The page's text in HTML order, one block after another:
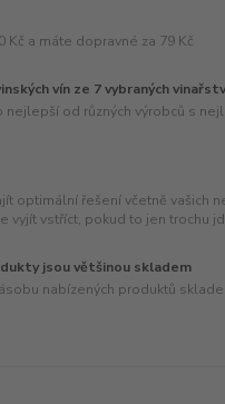
Kč a máte dopravné za 79 Kč
vín ze 7 vybraných
nejlepší od různých výrobců s
optimální řešení včetně vašich
vyjít vstříct, pokud to jen trochu
jsou většinou skladem
nabízených produktů